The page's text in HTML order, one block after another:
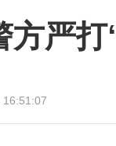
严
16:51:07